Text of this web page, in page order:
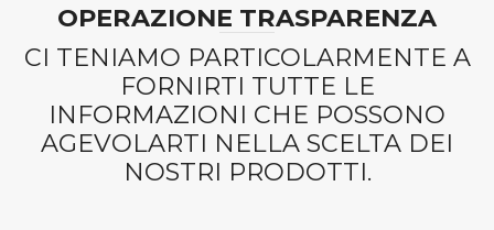
OPERAZIONE TRASPARENZA
CI TENIAMO PARTICOLARMENTE A
FORNIRTI TUTTE LE
INFORMAZIONI CHE POSSONO
AGEVOLARTI NELLA SCELTA DEI
NOSTRI PRODOTTI.